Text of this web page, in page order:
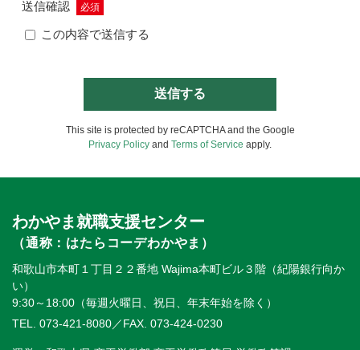
送信確認 必須
この内容で送信する
This site is protected by reCAPTCHA and the Google
Privacy Policy and Terms of Service apply.
わかやま就職支援センター
（通称：はたらコーデわかやま）
和歌山市本町１丁目２２番地 Wajima本町ビル３階（紀陽銀行向か
い）
9:30～18:00（毎週火曜日、祝日、年末年始を除く）
TEL. 073-421-8080／FAX. 073-424-0230